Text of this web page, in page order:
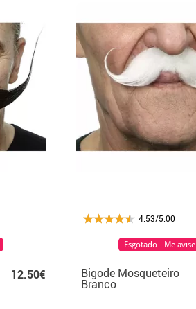
12.50€
4.53/5.00
Bigode Mosqueteiro
Branco
Esgotado - Me avise